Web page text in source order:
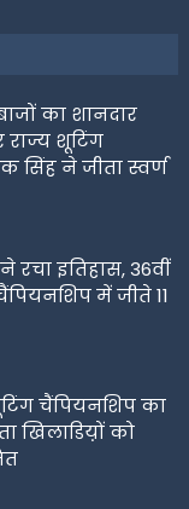
का शानदार
राज्य शूटिंग
ने जीता स्वर्ण
रचा इतिहास, 36वीं
में जीते 11
चैंपियनशिप का
खिलाडिय़ों को